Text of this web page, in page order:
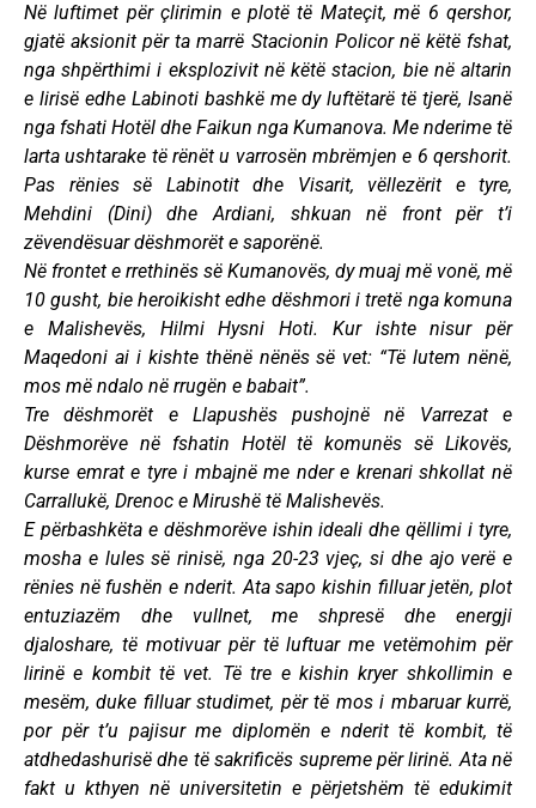
Në luftimet për çlirimin e plotë të Mateçit, më 6 qershor,
gjatë aksionit për ta marrë Stacionin Policor në këtë fshat,
nga shpërthimi i eksplozivit në këtë stacion, bie në altarin
e lirisë edhe Labinoti bashkë me dy luftëtarë të tjerë, Isanë
nga fshati Hotël dhe Faikun nga Kumanova. Me nderime të
larta ushtarake të rënët u varrosën mbrëmjen e 6 qershorit.
Pas rënies së Labinotit dhe Visarit, vëllezërit e tyre,
Mehdini (Dini) dhe Ardiani, shkuan në front për t’i
zëvendësuar dëshmorët e saporënë.
Në frontet e rrethinës së Kumanovës, dy muaj më vonë, më
10 gusht, bie heroikisht edhe dëshmori i tretë nga komuna
e Malishevës, Hilmi Hysni Hoti. Kur ishte nisur për
Maqedoni ai i kishte thënë nënës së vet: “Të lutem nënë,
mos më ndalo në rrugën e babait”.
Tre dëshmorët e Llapushës pushojnë në Varrezat e
Dëshmorëve në fshatin Hotël të komunës së Likovës,
kurse emrat e tyre i mbajnë me nder e krenari shkollat në
Carrallukë, Drenoc e Mirushë të Malishevës.
E përbashkëta e dëshmorëve ishin ideali dhe qëllimi i tyre,
mosha e lules së rinisë, nga 20-23 vjeç, si dhe ajo verë e
rënies në fushën e nderit. Ata sapo kishin filluar jetën, plot
entuziazëm dhe vullnet, me shpresë dhe energji
djaloshare, të motivuar për të luftuar me vetëmohim për
lirinë e kombit të vet. Të tre e kishin kryer shkollimin e
mesëm, duke filluar studimet, për të mos i mbaruar kurrë,
por për t’u pajisur me diplomën e nderit të kombit, të
atdhedashurisë dhe të sakrificës supreme për lirinë. Ata në
fakt u kthyen në universitetin e përjetshëm të edukimit